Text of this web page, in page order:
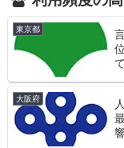
東京都
大阪府